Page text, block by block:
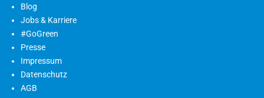
Blog
Jobs & Karriere
#GoGreen
Presse
Impressum
Datenschutz
AGB